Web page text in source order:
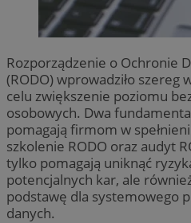
Rozporządzenie o Ochronie
(RODO) wprowadziło szereg
celu zwiększenie poziomu
osobowych. Dwa
pomagają firmom w
szkolenie RODO oraz audyt
tylko pomagają uniknąć
potencjalnych kar, ale
podstawę dla systemowego
danych.